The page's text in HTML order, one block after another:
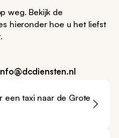
weg. Bekijk de
hieronder hoe u het liefst
een taxi naar de Grote